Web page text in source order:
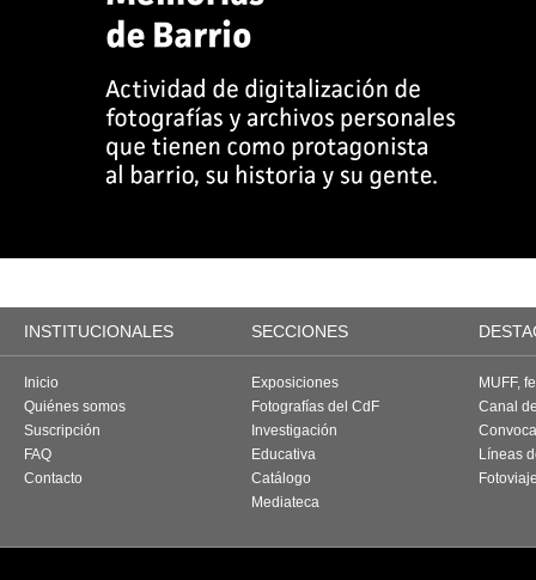
INSTITUCIONALES SECCIONES
Inicio
Quiénes somos
Suscripción
FAQ
Contacto
Exposiciones
Fotografías del CdF
Investigación
Educativa
Catálogo
Mediateca
MUFF,
Canal
Líneas